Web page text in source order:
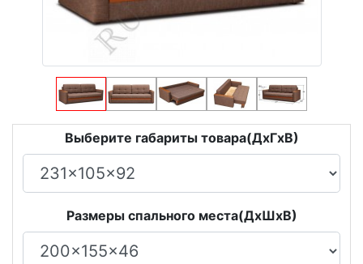
Выберите габариты товара(ДxГxВ)
Размеры спального места(ДxШxВ)